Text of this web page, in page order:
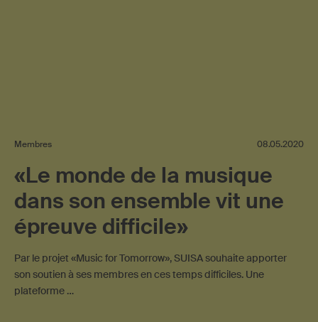
Membres 08.05.2020
«Le monde de la musique
dans son ensemble vit une
épreuve difficile»
Par le projet «Music for Tomorrow», SUISA souhaite apporter
son soutien à ses membres en ces temps difficiles. Une
plateforme …